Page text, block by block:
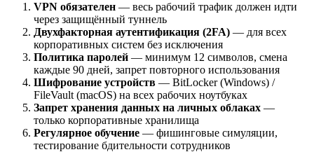
VPN обязателен — весь рабочий трафик должен идти
через защищённый туннель
Двухфакторная аутентификация (2FA) — для всех
корпоративных систем без исключения
Политика паролей — минимум 12 символов, смена
каждые 90 дней, запрет повторного использования
Шифрование устройств — BitLocker (Windows) /
FileVault (macOS) на всех рабочих ноутбуках
Запрет хранения данных на личных облаках —
только корпоративные хранилища
Регулярное обучение — фишинговые симуляции,
тестирование бдительности сотрудников